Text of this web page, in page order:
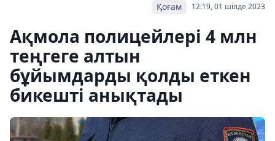
12:19, 01 шілде 2023
Қоғам
Ақмола полицейлері 4 млн
теңгеге алтын
бұйымдарды қолды еткен
бикешті анықтады